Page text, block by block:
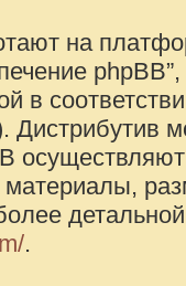
на
в
Дистрибутив
материалы,
.